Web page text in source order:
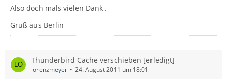
Also doch mals vielen Dank .
Gruß aus Berlin
Thunderbird Cache verschieben [erledigt]
lorenzmeyer 24. August 2011 um 18:01